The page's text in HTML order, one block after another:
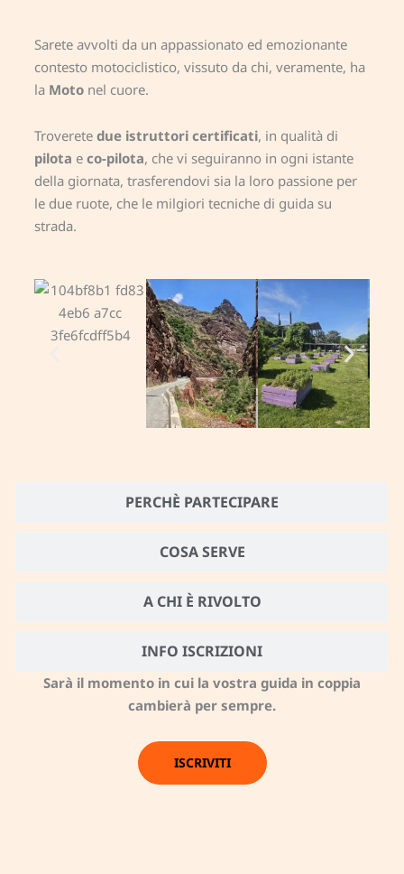
PERCHÈ PARTECIPARE
COSA SERVE
A CHI È RIVOLTO
INFO ISCRIZIONI
Sarete avvolti da un appassionato ed emozionante
contesto motociclistico, vissuto da chi, veramente, ha
la Moto nel cuore.
Troveretedue istruttori certificati, in qualità di
pilota eco-pilota, che vi seguiranno in ogni istante
della giornata, trasferendovi sia la loro passione per
le due ruote, che le milgiori tecniche di guida su
strada.
Sarà il momento in cui la vostra guida in coppia
cambierà per sempre.
ISCRIVITI